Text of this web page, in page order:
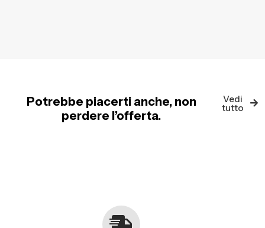
Potrebbe piacerti anche, non
perdere l’offerta.
Vedi
tutto